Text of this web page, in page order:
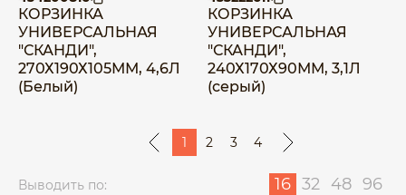
КОРЗИНКА
УНИВЕРСАЛЬНАЯ
"СКАНДИ",
270Х190Х105ММ, 4,6Л
(Белый)
КОРЗИНКА
УНИВЕРСАЛЬНАЯ
"СКАНДИ",
240Х170Х90ММ, 3,1Л
(серый)
1 2 3 4
Выводить по: 16 32 48 96